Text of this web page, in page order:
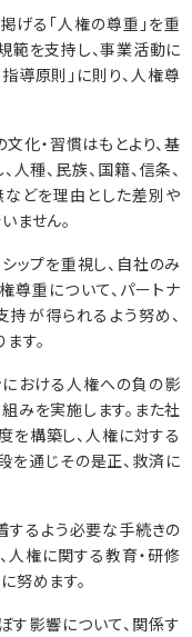
げる「人権の尊重」を重
範を支持し、事業活動に
導原則」に則り、人権尊
化・習慣はもとより、基
種、民族、国籍、信条、
などを理由とした差別や
ません。
ップを重視し、自社のみ
尊重について、パートナ
持が得られるよう努め、
す。
における人権への負の影
みを実施します。また社
構築し、人権に対する
を通じその是正、救済に
するよう必要な手続きの
人権に関する教育・研修
努めます。
す影響について、関係す